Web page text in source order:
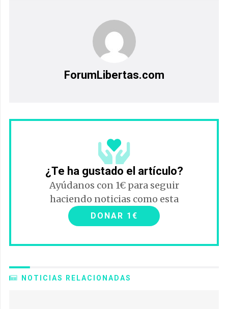
ForumLibertas.com
¿Te ha gustado el artículo?
Ayúdanos con 1€ para seguir
haciendo noticias como esta
DONAR 1€
NOTICIAS RELACIONADAS